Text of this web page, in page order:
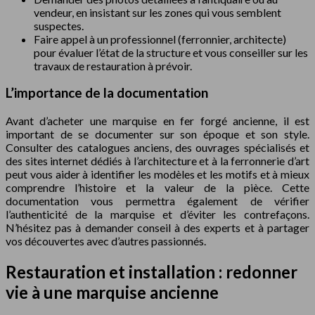
vendeur, en insistant sur les zones qui vous semblent
suspectes.
Faire appel à un professionnel (ferronnier, architecte)
pour évaluer l’état de la structure et vous conseiller sur les
travaux de restauration à prévoir.
L’importance de la documentation
Avant d’acheter une marquise en fer forgé ancienne, il est
important de se documenter sur son époque et son style.
Consulter des catalogues anciens, des ouvrages spécialisés et
des sites internet dédiés à l’architecture et à la ferronnerie d’art
peut vous aider à identifier les modèles et les motifs et à mieux
comprendre l’histoire et la valeur de la pièce. Cette
documentation vous permettra également de vérifier
l’authenticité de la marquise et d’éviter les contrefaçons.
N’hésitez pas à demander conseil à des experts et à partager
vos découvertes avec d’autres passionnés.
Restauration et installation : redonner
vie à une marquise ancienne